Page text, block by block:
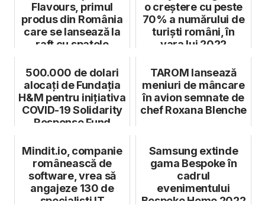
Flavours, primul
produs din România
care se lansează la
raft cu spatele
o creștere cu peste
70% a numărului de
turiști români, în
vara lui 2022
500.000 de dolari
alocați de Fundația
H&M pentru inițiativa
COVID-19 Solidarity
Response Fund
TAROM lansează
meniuri de mâncare
în avion semnate de
chef Roxana Blenche
Mindit.io, companie
românească de
software, vrea să
angajeze 130 de
specialiști IT
Samsung extinde
gama Bespoke în
cadrul
evenimentului
Bespoke Home 2022